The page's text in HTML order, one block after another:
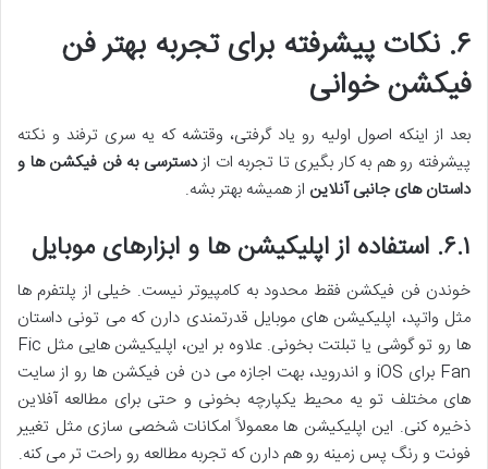
۶. نکات پیشرفته برای تجربه بهتر فن
فیکشن خوانی
بعد از اینکه اصول اولیه رو یاد گرفتی، وقتشه که یه سری ترفند و نکته
پیشرفته رو هم به کار بگیری تا تجربه ات ازدسترسی به فن فیکشن ها و
داستان های جانبی آنلاین از همیشه بهتر بشه.
۶.۱. استفاده از اپلیکیشن ها و ابزارهای موبایل
خوندن فن فیکشن فقط محدود به کامپیوتر نیست. خیلی از پلتفرم ها
مثل واتپد، اپلیکیشن های موبایل قدرتمندی دارن که می تونی داستان
ها رو تو گوشی یا تبلتت بخونی. علاوه بر این، اپلیکیشن هایی مثل Fic
Fan برای iOS و اندروید، بهت اجازه می دن فن فیکشن ها رو از سایت
های مختلف تو یه محیط یکپارچه بخونی و حتی برای مطالعه آفلاین
ذخیره کنی. این اپلیکیشن ها معمولاً امکانات شخصی سازی مثل تغییر
فونت و رنگ پس زمینه رو هم دارن که تجربه مطالعه رو راحت تر می کنه.